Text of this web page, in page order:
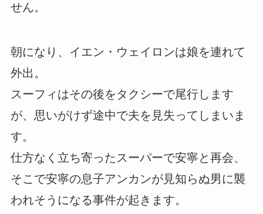
せん。
朝になり、イエン・ウェイロンは娘を連れて
外出。
スーフィはその後をタクシーで尾行します
が、思いがけず途中で夫を見失ってしまいま
す。
仕方なく立ち寄ったスーパーで安寧と再会、
そこで安寧の息子アンカンが見知らぬ男に襲
われそうになる事件が起きます。